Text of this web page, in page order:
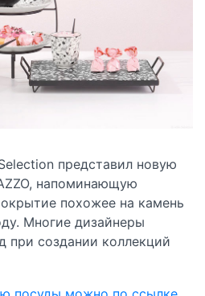
представил новую
напоминающую
похожее на камень
Многие дизайнеры
при создании коллекций